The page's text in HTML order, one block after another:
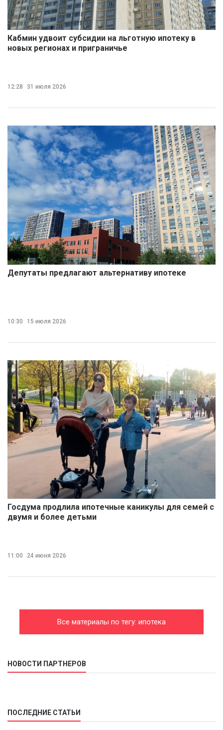
Кабмин удвоит субсидии на льготную ипотеку в
новых регионах и приграничье
12:28 31 июля 2026
Депутаты предлагают альтернативу ипотеке
10:30 15 июля 2026
Госдума продлила ипотечные каникулы для семей с
двумя и более детьми
11:00 24 июня 2026
Все материалы по тегу: ипотека
НОВОСТИ ПАРТНЕРОВ
ПОСЛЕДНИЕ СТАТЬИ